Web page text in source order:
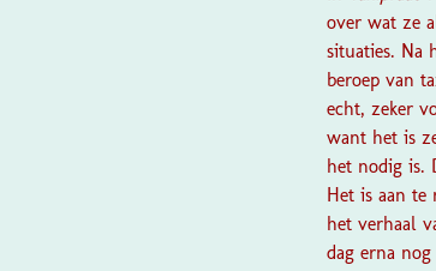
over wat ze
situaties. Na
beroep van
echt, zeker
want het is
het nodig is.
Het is aan te
het verhaal
dag erna